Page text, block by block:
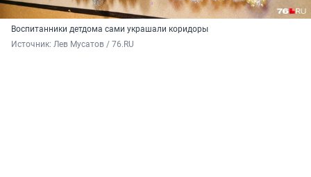
Воспитанники детдома сами украшали коридоры
Источник: Лев Мусатов / 76.RU